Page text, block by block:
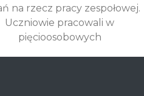
na rzecz pracy zespołowej.
Uczniowie pracowali w
pięcioosobowych